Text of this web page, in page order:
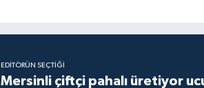
EDITÖRÜN SEÇTIĞI
Mersinli çiftçi pahalı üretiyor